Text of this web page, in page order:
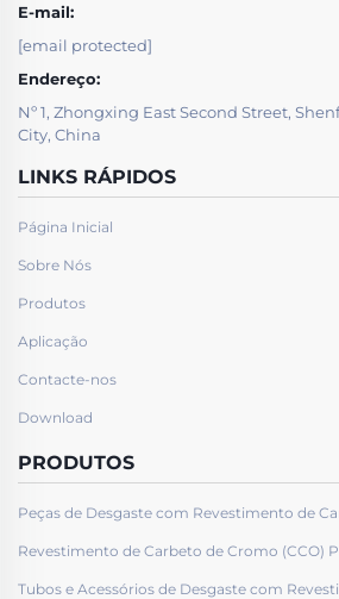
E-mail:
[email protected]
Endereço:
Nº 1, Zhongxing East Second Street,
City, China
LINKS RÁPIDOS
Página Inicial
Sobre Nós
Produtos
Aplicação
Contacte-nos
Download
PRODUTOS
Peças de Desgaste com Revestimento de
Revestimento de Carbeto de Cromo (CCO)